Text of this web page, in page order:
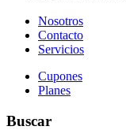
Nosotros
Contacto
Servicios
Cupones
Planes
Buscar